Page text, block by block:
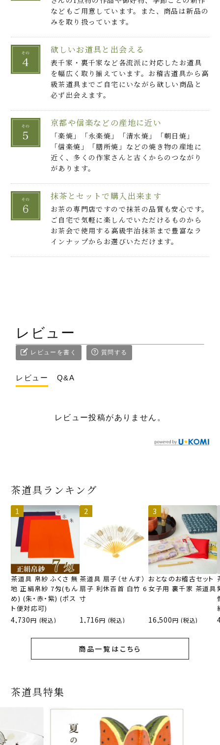
などもご用意しています。また、商品は新品の
みを取り扱っています。
欲しいお道具と出会える
表千家・裏千家など各流派に対応したお道具
を幅広く取り揃えています。お稽古道具から高
級茶道具までご自宅にいながら欲しい商品と
必ず出会えます。
京都や信楽などの産地に近い
「楽焼」「永楽焼」「清水焼」「朝日焼」
「信楽焼」「膳所焼」などの焼き物の産地に
近く、多くの作家さんと古くからのつながり
があります。
抹茶とセットで購入出来ます
お茶の専門店ですので抹茶の品質も安心です。
ご自宅で気軽に楽しんでいただけるものから
お茶会で使用する高級宇治抹茶まで豊富なラ
インナップからお選びいただけます。
レビュー
レビューを書く 質問する
レビュー Q&A
レビュー投稿がありません。
茶道具ランキング
茶道具 帛紗 ふくさ 無
地 正絹帛紗 7匁(もん
め) (朱・赤・紫) (ポス
ト便対応可)
4,730 (税込)
茶道具 扇子（せんす）
扇子 利休百首 白竹 6
寸
1,716 (税込)
おとなのお稽古セット
女子用 裏千家 茶道具
16,500 (税込)
商品一覧はこちら
茶道具特集